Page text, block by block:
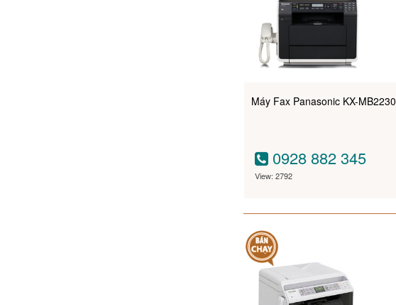
Máy Fax Panasonic KX-MB2230
0928 882 345
View: 2792